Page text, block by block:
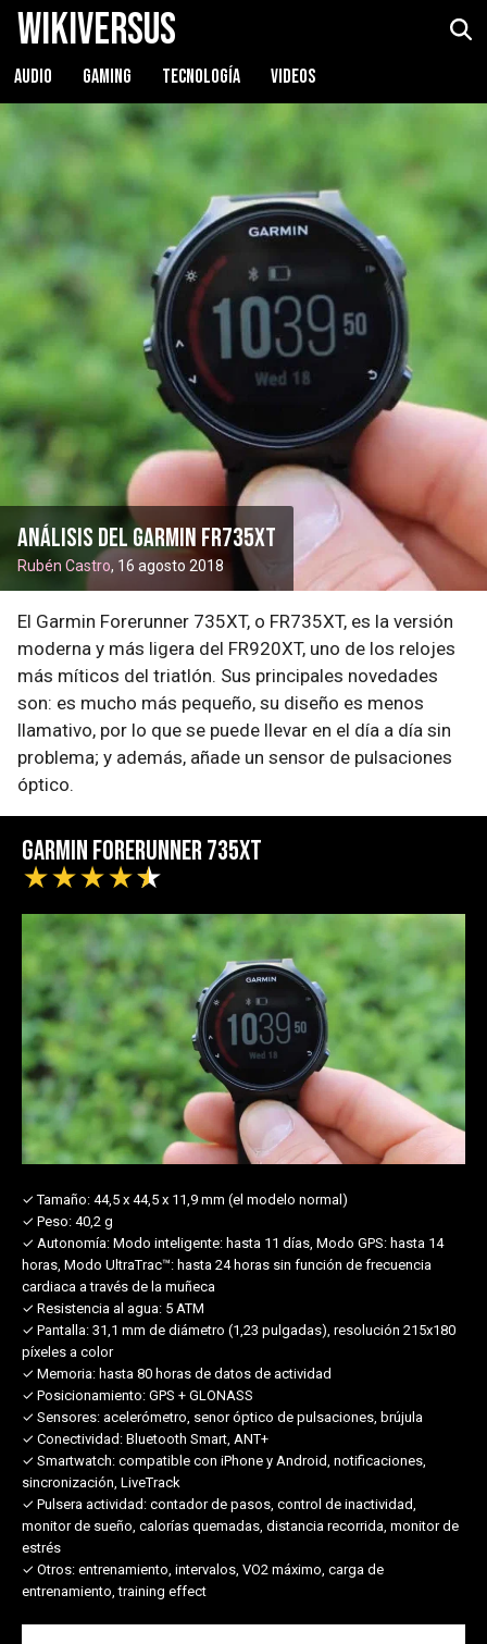
WikiVersus
AUDIO GAMING TECNOLOGÍA VIDEOS
Análisis del Garmin FR735XT
Rubén Castro, 16 agosto 2018
El Garmin Forerunner 735XT, o FR735XT, es la versión
moderna y más ligera del FR920XT, uno de los relojes
más míticos del triatlón. Sus principales novedades
son: es mucho más pequeño, su diseño es menos
llamativo, por lo que se puede llevar en el día a día sin
problema; y además, añade un sensor de pulsaciones
óptico.
Garmin Forerunner 735XT
★★★★★
✓ Tamaño: 44,5 x 44,5 x 11,9 mm (el modelo normal)
✓ Peso: 40,2 g
✓ Autonomía: Modo inteligente: hasta 11 días, Modo GPS: hasta 14
horas, Modo UltraTrac™: hasta 24 horas sin función de frecuencia
cardiaca a través de la muñeca
✓ Resistencia al agua: 5 ATM
✓ Pantalla: 31,1 mm de diámetro (1,23 pulgadas), resolución 215x180
píxeles a color
✓ Memoria: hasta 80 horas de datos de actividad
✓ Posicionamiento: GPS + GLONASS
✓ Sensores: acelerómetro, senor óptico de pulsaciones, brújula
✓ Conectividad: Bluetooth Smart, ANT+
✓ Smartwatch: compatible con iPhone y Android, notificaciones,
sincronización, LiveTrack
✓ Pulsera actividad: contador de pasos, control de inactividad,
monitor de sueño, calorías quemadas, distancia recorrida, monitor de
estrés
✓ Otros: entrenamiento, intervalos, VO2 máximo, carga de
entrenamiento, training effect
Garmin Forerunner 735XT Ver precio